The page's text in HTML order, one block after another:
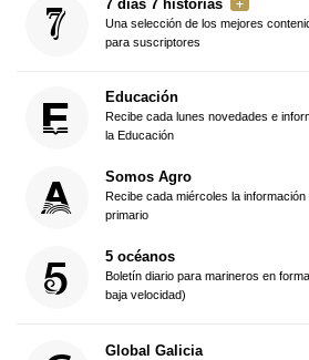
7 días 7 historias
Una selección de los mejores
para suscriptores
Educación
Recibe cada lunes novedades e
la Educación
Somos Agro
Recibe cada miércoles la
primario
5 océanos
Boletín diario para marineros en
baja velocidad)
Global Galicia